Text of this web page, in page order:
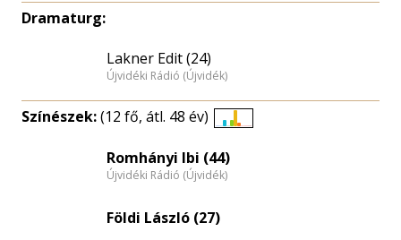
Dramaturg:
Lakner Edit (24)
Újvidéki Rádió (Újvidék)
Színészek:(12 fő, átl. 48 év)
Romhányi Ibi (44)
Újvidéki Rádió (Újvidék)
Földi László (27)